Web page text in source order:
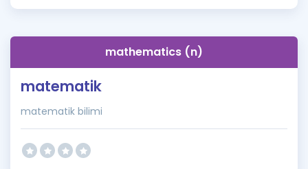
İngilizce Gramermathematics (n)
matematik
matematik bilimi